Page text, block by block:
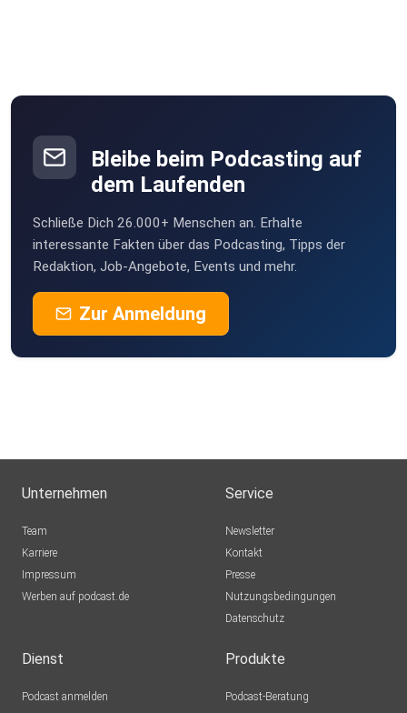
Bleibe beim Podcasting auf
dem Laufenden
Schließe Dich 26.000+ Menschen an. Erhalte
interessante Fakten über das Podcasting, Tipps der
Redaktion, Job-Angebote, Events und mehr.
Zur Anmeldung
Unternehmen
Team
Karriere
Impressum
Werben auf podcast.de
Service
Newsletter
Kontakt
Presse
Nutzungsbedingungen
Datenschutz
Dienst
Podcast anmelden
Produkte
Podcast-Beratung